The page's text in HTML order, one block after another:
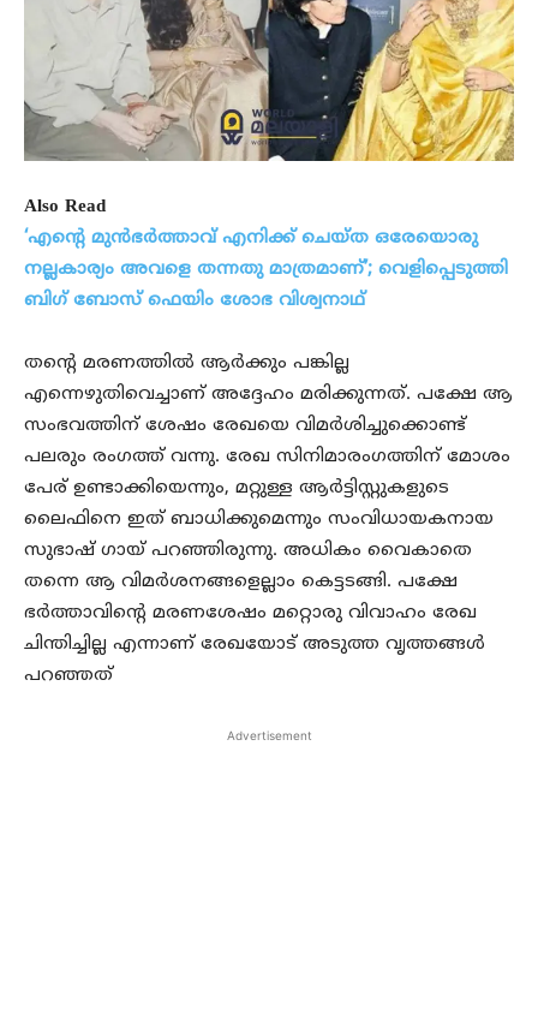
Also Read
‘എന്റെ മുൻഭർത്താവ് എനിക്ക് ചെയ്ത ഒരേയൊരു
നല്ലകാര്യം അവളെ തന്നതു മാത്രമാണ്’; വെളിപ്പെടുത്തി
ബിഗ് ബോസ് ഫെയിം ശോഭ വിശ്വനാഥ്
തന്റെ മരണത്തിൽ ആർക്കും പങ്കില്ല
എന്നെഴുതിവെച്ചാണ് അദ്ദേഹം മരിക്കുന്നത്. പക്ഷേ ആ
സംഭവത്തിന് ശേഷം രേഖയെ വിമർശിച്ചുക്കൊണ്ട്
പലരും രംഗത്ത് വന്നു. രേഖ സിനിമാരംഗത്തിന് മോശം
പേര് ഉണ്ടാക്കിയെന്നും, മറ്റുള്ള ആർട്ടിസ്റ്റുകളുടെ
ലൈഫിനെ ഇത് ബാധിക്കുമെന്നും സംവിധായകനായ
സുഭാഷ് ഗായ് പറഞ്ഞിരുന്നു. അധികം വൈകാതെ
തന്നെ ആ വിമർശനങ്ങളെല്ലാം കെട്ടടങ്ങി. പക്ഷേ
ഭർത്താവിന്റെ മരണശേഷം മറ്റൊരു വിവാഹം രേഖ
ചിന്തിച്ചില്ല എന്നാണ് രേഖയോട് അടുത്ത വൃത്തങ്ങൾ
പറഞ്ഞത്
Advertisement